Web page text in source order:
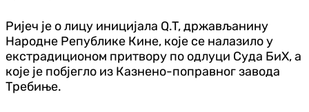
Ријеч је о лицу иницијала Q.T, држављанину
Народне Републике Кине, које се налазило у
екстрадиционом притвору по одлуци Суда БиХ, а
које је побјегло из Казнено-поправног завода
Требиње.